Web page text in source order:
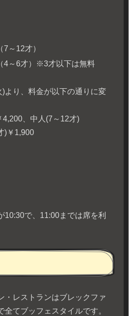
12才）
～6才）※3才以下は無料
り、料金が以下の通りに変
、中人(7～12才)
)￥1,900
で、11:00までは席を利
・レストランはブレックファ
全てブッフェスタイルです。